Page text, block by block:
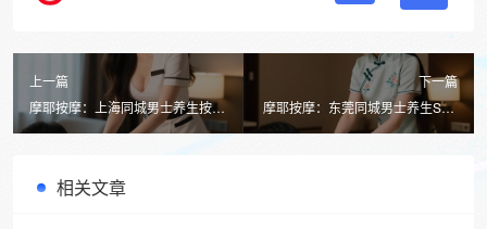
上一篇
摩耶按摩：上海同城男士养生按摩
的健康之选
下一篇
摩耶按摩：东莞同城男士养生SPA
注意事项全解析
相关文章